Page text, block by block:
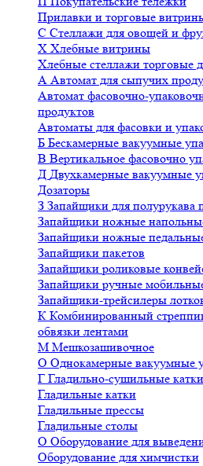
Прилавки и торговые
С Стеллажи для овощей и
Х Хлебные витрины
Хлебные стеллажи торговые
А Автомат для сыпучих
Автомат фасовочно-
продуктов
Автоматы для фасовки и
Б Бескамерные вакуумные
В Вертикальное фасовочно
Д Двухкамерные вакуумные
Дозаторы
З Запайщики для полурукава
Запайщики ножные
Запайщики ножные
Запайщики пакетов
Запайщики роликовые
Запайщики ручные
Запайщики-трейсилеры
К Комбинированный
обвязки лентами
М Мешкозашивочное
О Однокамерные вакуумные
Г Гладильно-сушильные катки
Гладильные катки
Гладильные прессы
Гладильные столы
О Оборудование для
Оборудование для химчистки